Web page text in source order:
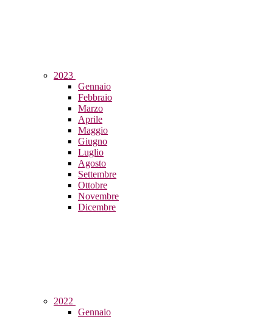
2023
Gennaio
Febbraio
Marzo
Aprile
Maggio
Giugno
Luglio
Agosto
Settembre
Ottobre
Novembre
Dicembre
2022
Gennaio